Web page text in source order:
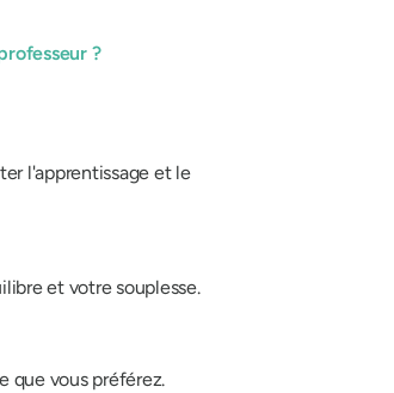
?
l'apprentissage et le
et votre souplesse.
que vous préférez.